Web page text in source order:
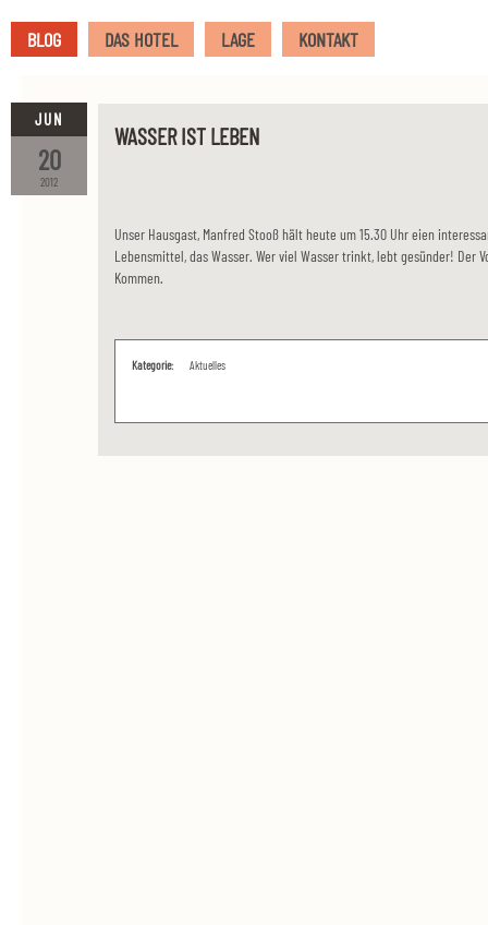
BLOG DAS HOTEL LAGE KONTAKT
WASSER IST LEBEN
2012
20
JUN
Unser Hausgast, Manfred Stooß hält heute um 15.30 Uhr eien
Lebensmittel, das Wasser. Wer viel Wasser trinkt, lebt gesünder! Der
Kommen.
Kategorie: Aktuelles